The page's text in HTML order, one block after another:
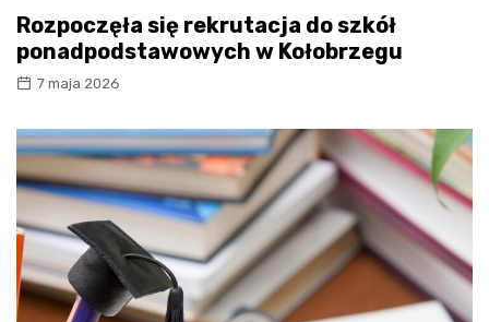
Rozpoczęła się rekrutacja do szkół
ponadpodstawowych w Kołobrzegu
7 maja 2026